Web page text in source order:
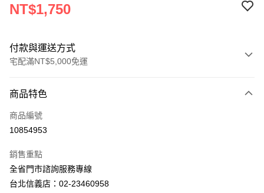
NT$1,750
付款與運送方式
宅配滿NT$5,000免運
信用卡一次付款
LINE Pay
街口支付
悠遊付
商品特色
商品編號
10854953
銷售重點
全省門市諮詢服務專線
台北信義店：02-23460958